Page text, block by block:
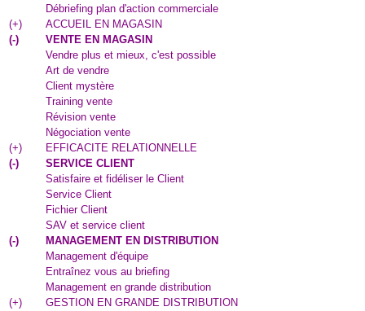
Débriefing plan d'action commerciale
(+)
ACCUEIL EN MAGASIN
(-)
VENTE EN MAGASIN
Vendre plus et mieux, c'est possible
Art de vendre
Client mystère
Training vente
Révision vente
Négociation vente
(+)
EFFICACITE RELATIONNELLE
(-)
SERVICE CLIENT
Satisfaire et fidéliser le Client
Service Client
Fichier Client
SAV et service client
(-)
MANAGEMENT EN DISTRIBUTION
Management d'équipe
Entraînez vous au briefing
Management en grande distribution
(+)
GESTION EN GRANDE DISTRIBUTION